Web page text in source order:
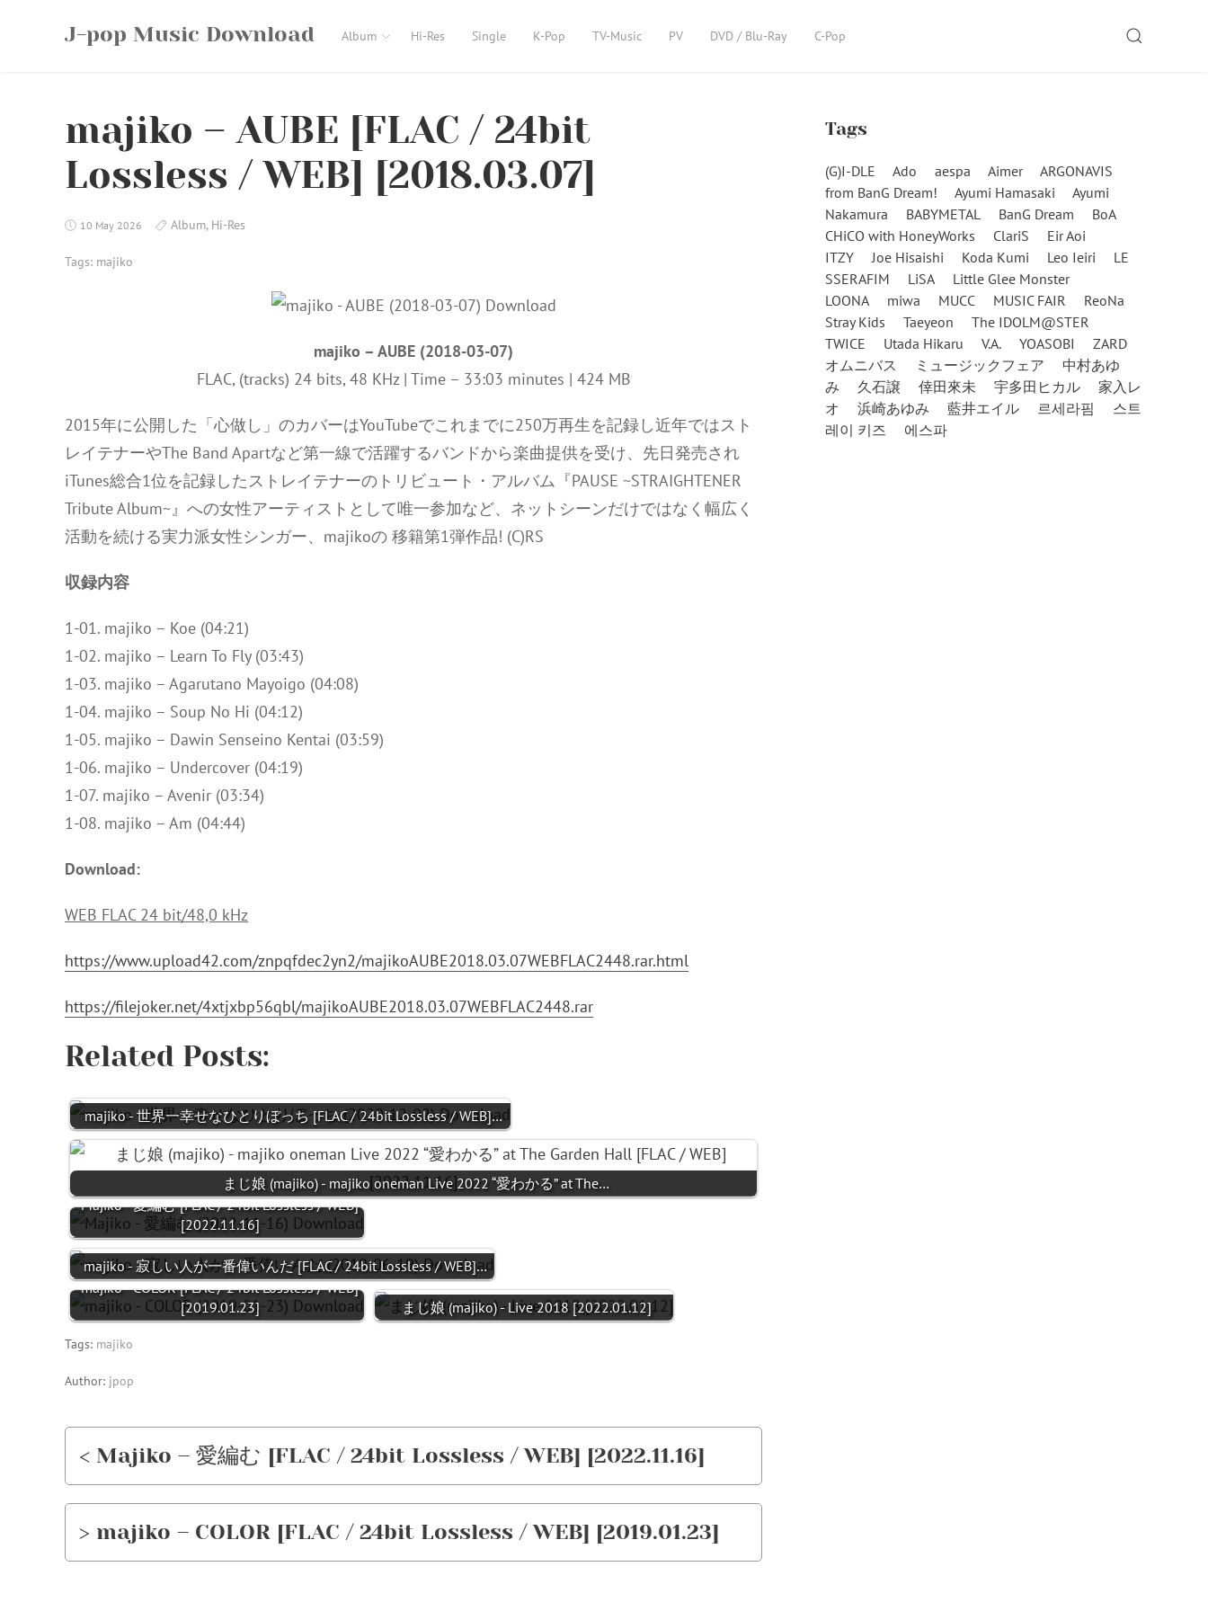
J-pop Music Download Album Hi-Res Single K-Pop TV-Music PV DVD / Blu-Ray C-Pop SEARCH
majiko – AUBE [FLAC / 24bit
Lossless / WEB] [2018.03.07]
10 May 2026 Album, Hi-Res
Tags: majiko
majiko – AUBE (2018-03-07)
FLAC, (tracks) 24 bits, 48 KHz | Time – 33:03 minutes | 424 MB
2015年に公開した「心做し」のカバーはYouTubeでこれまでに250万再生を記録し近年ではスト
レイテナーやThe Band Apartなど第一線で活躍するバンドから楽曲提供を受け、先日発売され
iTunes総合1位を記録したストレイテナーのトリビュート・アルバム『PAUSE ~STRAIGHTENER
Tribute Album~』への女性アーティストとして唯一参加など、ネットシーンだけではなく幅広く
活動を続ける実力派女性シンガー、majikoの 移籍第1弾作品! (C)RS
収録内容
1-01. majiko – Koe (04:21)
1-02. majiko – Learn To Fly (03:43)
1-03. majiko – Agarutano Mayoigo (04:08)
1-04. majiko – Soup No Hi (04:12)
1-05. majiko – Dawin Senseino Kentai (03:59)
1-06. majiko – Undercover (04:19)
1-07. majiko – Avenir (03:34)
1-08. majiko – Am (04:44)
Download:
WEB FLAC 24 bit/48,0 kHz
https://www.upload42.com/znpqfdec2yn2/majikoAUBE2018.03.07WEBFLAC2448.rar.html
https://filejoker.net/4xtjxbp56qbl/majikoAUBE2018.03.07WEBFLAC2448.rar
Related Posts:
majiko - 世界一幸せなひとりぼっち [FLAC / 24bit Lossless / WEB]…
まじ娘 (majiko) - majiko oneman Live 2022 “愛わかる” at The…
Majiko - 愛編む [FLAC / 24bit Lossless / WEB]
[2022.11.16]
majiko - 寂しい人が一番偉いんだ [FLAC / 24bit Lossless / WEB]…
majiko - COLOR [FLAC / 24bit Lossless / WEB]
[2019.01.23]
まじ娘 (majiko) - Live 2018 [2022.01.12]
Tags: majiko
Author: jpop
< Majiko – 愛編む [FLAC / 24bit Lossless / WEB] [2022.11.16]
> majiko – COLOR [FLAC / 24bit Lossless / WEB] [2019.01.23]
Tags
(G)I-DLE Ado aespa Aimer
ARGONAVIS
from BanG Dream!
Ayumi Hamasaki
Ayumi
Nakamura
BABYMETAL BanG Dream
BoA
CHiCO with HoneyWorks
ClariS
Eir Aoi
ITZY
Joe Hisaishi Koda Kumi Leo Ieiri
LE
SSERAFIM
LiSA
Little Glee Monster
LOONA
miwa MUCC MUSIC FAIR
ReoNa
Stray Kids
Taeyeon
The IDOLM@STER
TWICE
Utada Hikaru V.A. YOASOBI
ZARD
オムニバス
ミュージックフェア
中村あゆ
み
久石譲 倖田來未 宇多田ヒカル
家入レ
オ
浜崎あゆみ 藍井エイル 르세라핌
스트
레이 키즈
에스파